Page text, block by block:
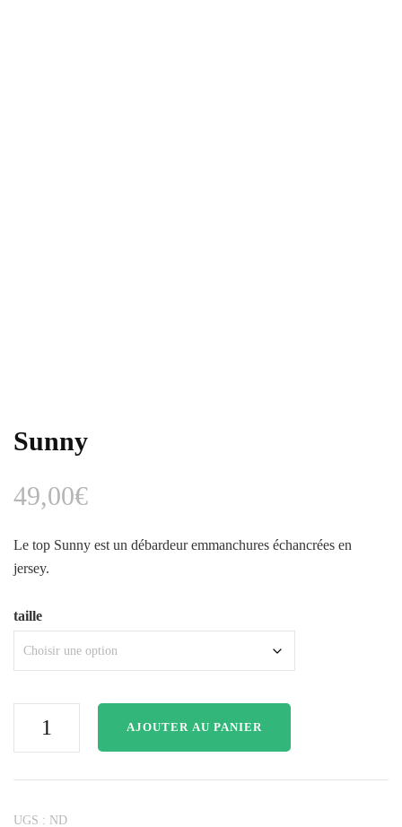
Sunny
49,00€
Le top Sunny est un débardeur emmanchures échancrées en
jersey.
taille
AJOUTER AU PANIER
UGS : ND